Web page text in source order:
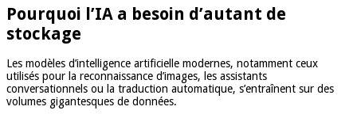
Pourquoi l’IA a besoin d’autant de
stockage
Les modèles d’intelligence artificielle modernes, notamment ceux
utilisés pour la reconnaissance d’images, les assistants
conversationnels ou la traduction automatique, s’entraînent sur des
volumes gigantesques de données.